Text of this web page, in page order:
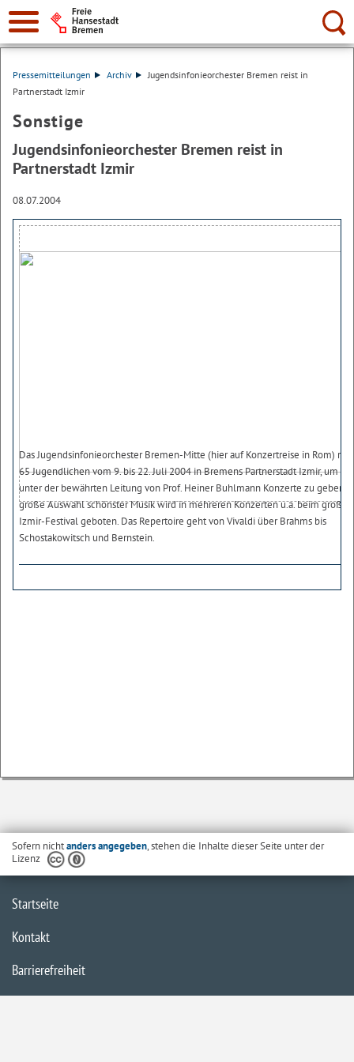
Suche:
Pressemitteilungen Archiv
Jugendsinfonieorchester Bremen reist in
Partnerstadt Izmir
Sonstige
Jugendsinfonieorchester Bremen reist in
Partnerstadt Izmir
08.07.2004
Das Jugendsinfonieorchester Bremen-Mitte (hier auf Konzertreise in Rom)
65 Jugendlichen vom 9. bis 22. Juli 2004 in Bremens Partnerstadt Izmir, um
unter der bewährten Leitung von Prof. Heiner Buhlmann Konzerte zu geben.
große Auswahl schönster Musik wird in mehreren Konzerten u.a. beim großen
Izmir-Festival geboten. Das Repertoire geht von Vivaldi über Brahms bis
Schostakowitsch und Bernstein.
Sofern nichtanders angegeben, stehen die Inhalte dieser Seite unter der
Lizenz
Startseite
Kontakt
Barrierefreiheit